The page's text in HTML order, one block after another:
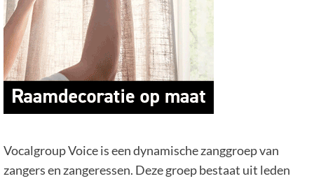
Vocalgroup Voice is een dynamische zanggroep van
zangers en zangeressen. Deze groep bestaat uit leden